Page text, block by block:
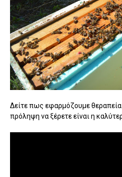
Δείτε πως εφαρμόζουμε
πρόληψη να ξέρετε είναι η